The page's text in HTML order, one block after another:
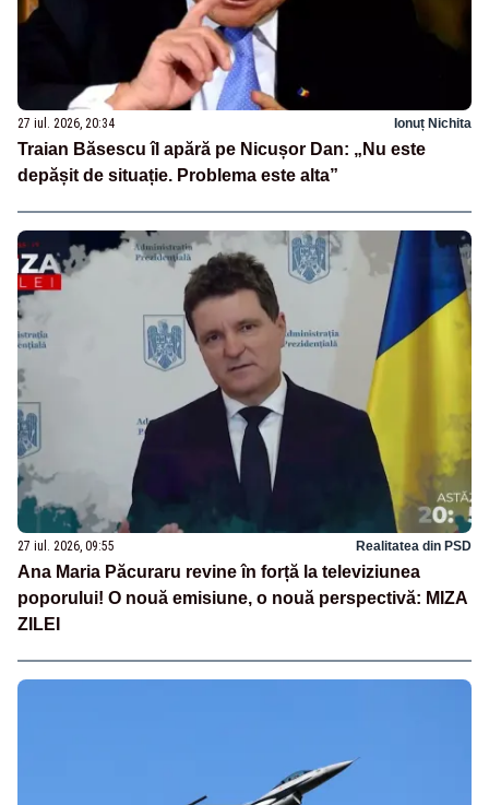
27 iul. 2026, 20:34 Ionuț Nichita
Traian Băsescu îl apără pe Nicușor Dan: „Nu este
depășit de situație. Problema este alta”
27 iul. 2026, 09:55 Realitatea din PSD
Ana Maria Păcuraru revine în forță la televiziunea
poporului! O nouă emisiune, o nouă perspectivă: MIZA
ZILEI